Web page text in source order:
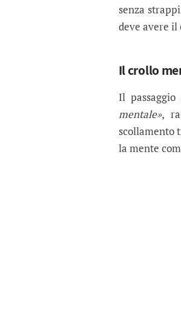
senza
deve avere il
Il crollo
Il
mentale»,
scollamento
la mente